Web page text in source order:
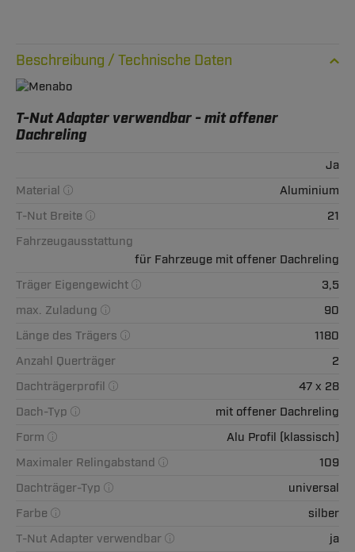
Technische Daten
T-Nut Adapter verwendbar - mit offener
Dachreling
Ja
Material
Aluminium
T-Nut Breite
21
Fahrzeugausstattung
für Fahrzeuge mit offener Dachreling
Träger Eigengewicht
3,5
max. Zuladung
90
Länge des Trägers
1180
Anzahl Querträger
2
Dachträgerprofil
47 x 28
Dach-Typ
mit offener Dachreling
Form
Alu Profil (klassisch)
Maximaler Relingabstand
109
Dachträger-Typ
universal
Farbe
silber
T-Nut Adapter verwendbar
ja